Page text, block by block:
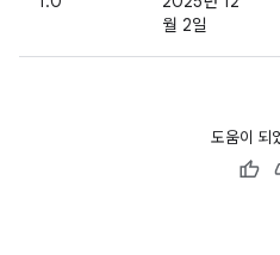
월 2일
도움이 되